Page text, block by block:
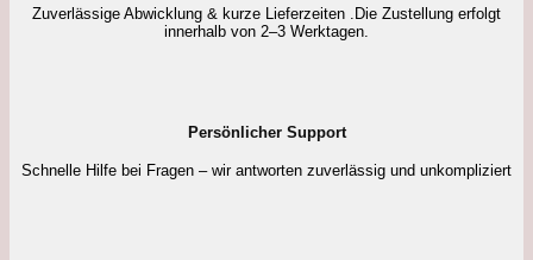
Zuverlässige Abwicklung & kurze Lieferzeiten .Die Zustellung erfolgt
innerhalb von 2–3 Werktagen.
Persönlicher Support
Schnelle Hilfe bei Fragen – wir antworten zuverlässig und unkompliziert